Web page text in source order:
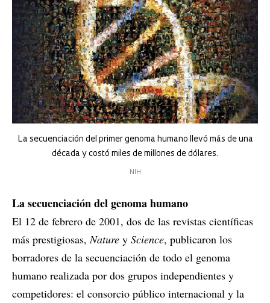
La secuenciación del primer genoma humano llevó más de una
década y costó miles de millones de dólares.
NIH
La secuenciación del genoma humano
El 12 de febrero de 2001, dos de las revistas científicas
más prestigiosas, Nature y Science, publicaron los
borradores de la secuenciación de todo el genoma
humano realizada por dos grupos independientes y
competidores: el consorcio público internacional y la